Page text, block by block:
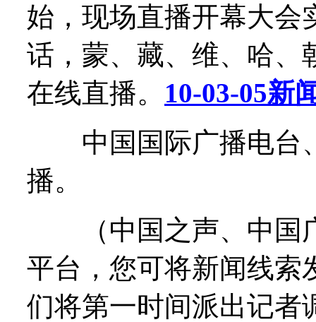
始，现场直播开幕大会
话，蒙、藏、维、哈、
在线直播。 10-03-05新
中国国际广播电台
播。
（中国之声、中
平台，您可将新闻线索
们将第一时间派出记者